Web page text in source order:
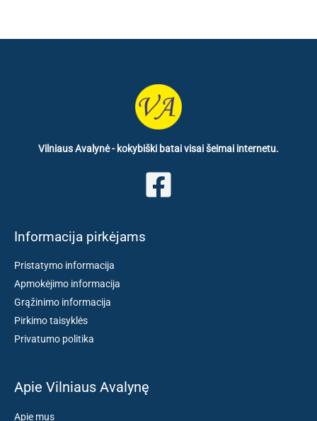
Vilniaus Avalynė - kokybiški batai visai šeimai internetu.
Informacija pirkėjams
Pristatymo informacija
Apmokėjimo informacija
Grąžinimo informacija
Pirkimo taisyklės
Privatumo politika
Apie Vilniaus Avalynę
Apie mus